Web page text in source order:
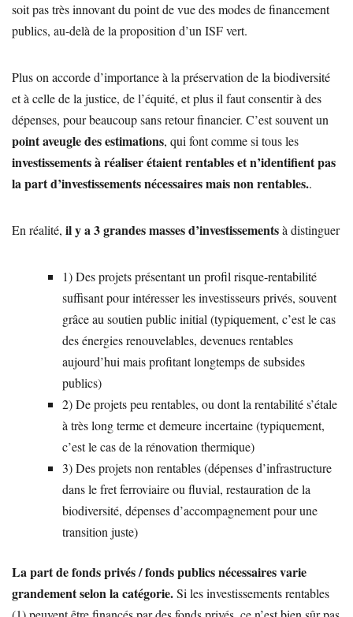
soit pas très innovant du point de vue des modes de financement
publics, au-delà de la proposition d’un ISF vert.
Plus on accorde d’importance à la préservation de la biodiversité
et à celle de la justice, de l’équité, et plus il faut consentir à des
dépenses, pour beaucoup sans retour financier. C’est souvent un
point aveugle des estimations, qui font comme si tous les
investissements à réaliser étaient rentables et n’identifient pas
la part d’investissements nécessaires mais non rentables..
En réalité, il y a 3 grandes masses d’investissementsà distinguer
1) Des projets présentant un profil risque-rentabilité
suffisant pour intéresser les investisseurs privés, souvent
grâce au soutien public initial (typiquement, c’est le cas
des énergies renouvelables, devenues rentables
aujourd’hui mais profitant longtemps de subsides
publics)
2) De projets peu rentables, ou dont la rentabilité s’étale
à très long terme et demeure incertaine (typiquement,
c’est le cas de la rénovation thermique)
3) Des projets non rentables (dépenses d’infrastructure
dans le fret ferroviaire ou fluvial, restauration de la
biodiversité, dépenses d’accompagnement pour une
transition juste)
La part de fonds privés / fonds publics nécessaires varie
grandement selon la catégorie.Si les investissements rentables